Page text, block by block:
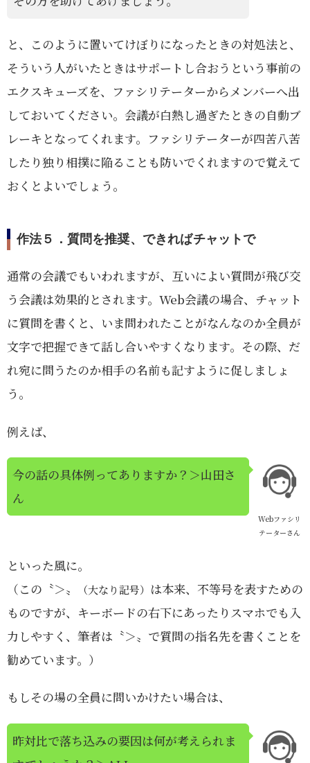
と、このように置いてけぼりになったときの対処法と、
そういう人がいたときはサポートし合おうという事前の
エクスキューズを、ファシリテーターからメンバーへ出
しておいてください。会議が白熱し過ぎたときの自動ブ
レーキとなってくれます。ファシリテーターが四苦八苦
したり独り相撲に陥ることも防いでくれますので覚えて
おくとよいでしょう。
作法５．質問を推奨、できればチャットで
通常の会議でもいわれますが、互いによい質問が飛び交
う会議は効果的とされます。Web会議の場合、チャット
に質問を書くと、いま問われたことがなんなのか全員が
文字で把握できて話し合いやすくなります。その際、だ
れ宛に問うたのか相手の名前も記すように促しましょ
う。
例えば、
Webファシリ
テーターさん
今の話の具体例ってありますか？＞山田さ
ん
といった風に。
（この〝＞〟
（大なり記号） は本来、不等号を表すための
ものですが、キーボードの右下にあったりスマホでも入
力しやすく、筆者は〝＞〟で質問の指名先を書くことを
勧めています。）
もしその場の全員に問いかけたい場合は、
昨対比で落ち込みの要因は何が考えられま